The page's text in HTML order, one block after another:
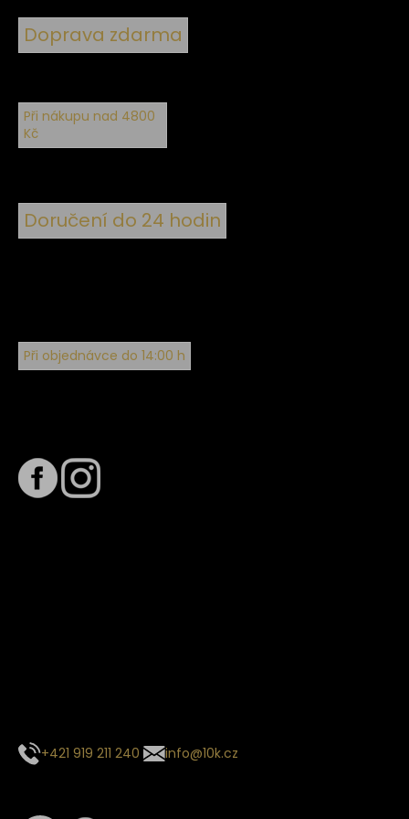
Doprava zdarma
Při nákupu nad 4800
Kč
Doručení do 24 hodin
Při objednávce do 14:00 h
+421 919 211 240 info@10k.cz